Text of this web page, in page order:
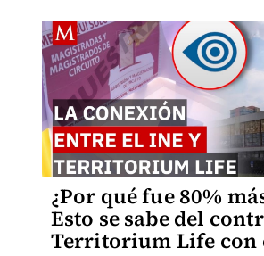
¿Por qué fue 80%
Esto se sabe del
Territorium Life con